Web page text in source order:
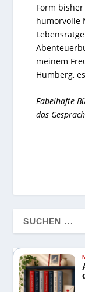
Form
humorvolle
meinem
Humberg,
Fabelhafte
das